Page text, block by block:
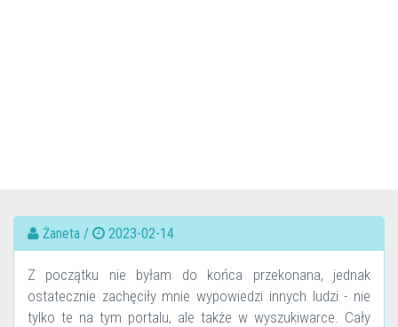
Żaneta / 2023-02-14
Z początku nie byłam do końca przekonana, jednak
ostatecznie zachęciły mnie wypowiedzi innych ludzi - nie
tylko te na tym portalu, ale także w wyszukiwarce. Cały